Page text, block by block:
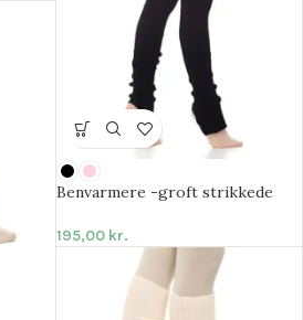
Benvarmere -groft strikkede
195,00 kr.